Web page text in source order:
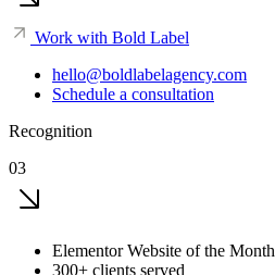
Work with Bold Label
hello@boldlabelagency.com
Schedule a consultation
Recognition
03
Elementor Website of the Month
300+ clients served